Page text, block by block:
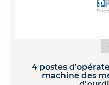
4 postes
machine des